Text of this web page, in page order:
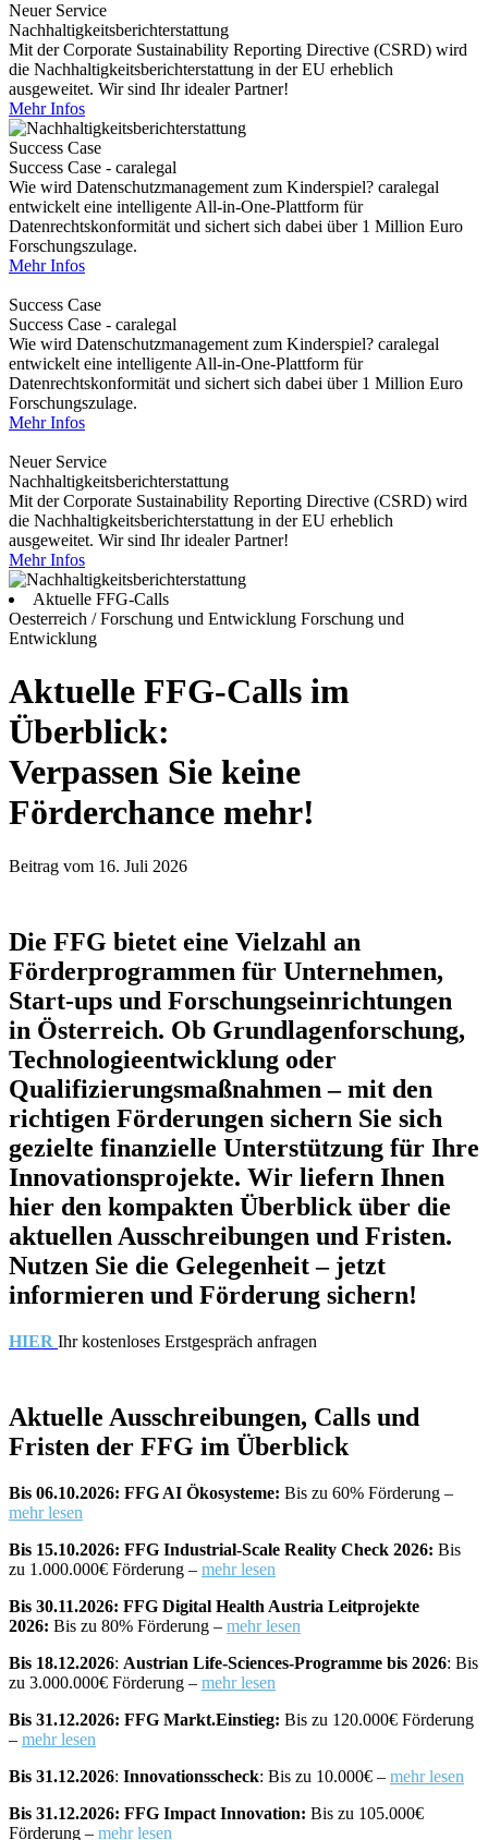
Neuer Service
Nachhaltigkeitsberichterstattung
Mit der Corporate Sustainability Reporting Directive (CSRD) wird
die Nachhaltigkeitsberichterstattung in der EU erheblich
ausgeweitet. Wir sind Ihr idealer Partner!
Mehr Infos
Success Case
Success Case - caralegal
Wie wird Datenschutzmanagement zum Kinderspiel? caralegal
entwickelt eine intelligente All-in-One-Plattform für
Datenrechtskonformität und sichert sich dabei über 1 Million Euro
Forschungszulage.
Mehr Infos
Success Case
Success Case - caralegal
Wie wird Datenschutzmanagement zum Kinderspiel? caralegal
entwickelt eine intelligente All-in-One-Plattform für
Datenrechtskonformität und sichert sich dabei über 1 Million Euro
Forschungszulage.
Mehr Infos
Neuer Service
Nachhaltigkeitsberichterstattung
Mit der Corporate Sustainability Reporting Directive (CSRD) wird
die Nachhaltigkeitsberichterstattung in der EU erheblich
ausgeweitet. Wir sind Ihr idealer Partner!
Mehr Infos
Aktuelle FFG-Calls
Oesterreich / Forschung und Entwicklung Forschung und
Entwicklung
Aktuelle FFG-Calls im
Überblick:
Verpassen Sie keine
Förderchance mehr!
Beitrag vom 16. Juli 2026
Die FFG bietet eine Vielzahl an
Förderprogrammen für Unternehmen,
Start-ups und Forschungseinrichtungen
in Österreich. Ob Grundlagenforschung,
Technologieentwicklung oder
Qualifizierungsmaßnahmen – mit den
richtigen Förderungen sichern Sie sich
gezielte finanzielle Unterstützung für Ihre
Innovationsprojekte. Wir liefern Ihnen
hier den kompakten Überblick über die
aktuellen Ausschreibungen und Fristen.
Nutzen Sie die Gelegenheit – jetzt
informieren und Förderung sichern!
HIER Ihr kostenloses Erstgespräch anfragen
Aktuelle Ausschreibungen, Calls und
Fristen der FFG im Überblick
Bis 06.10.2026: FFG AI Ökosysteme: Bis zu 60% Förderung –
mehr lesen
Bis 15.10.2026: FFG Industrial-Scale Reality Check 2026: Bis
zu 1.000.000€ Förderung – mehr lesen
Bis 30.11.2026: FFG Digital Health Austria Leitprojekte
2026: Bis zu 80% Förderung – mehr lesen
Bis 18.12.2026: Austrian Life-Sciences-Programme bis 2026: Bis
zu 3.000.000€ Förderung – mehr lesen
Bis 31.12.2026: FFG Markt.Einstieg: Bis zu 120.000€ Förderung
– mehr lesen
Bis 31.12.2026: Innovationsscheck: Bis zu 10.000€ – mehr lesen
Bis 31.12.2026: FFG Impact Innovation: Bis zu 105.000€
Förderung – mehr lesen